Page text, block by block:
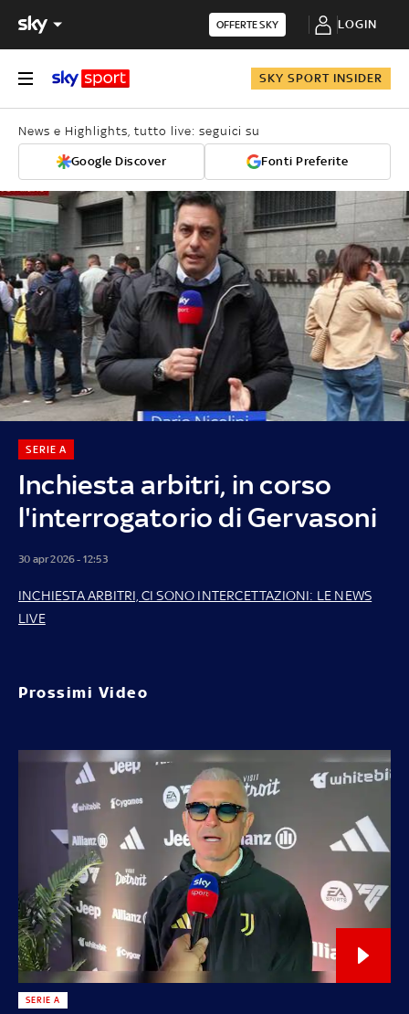
OFFERTE SKY LOGIN
SKY SPORT INSIDER
News e Highlights, tutto live: seguici su
Google Discover Fonti Preferite
Inchiesta arbitri, in corso
l'interrogatorio di Gervasoni
SERIE A
30 apr 2026 - 12:53
INCHIESTA ARBITRI, CI SONO INTERCETTAZIONI: LE NEWS
LIVE
Prossimi Video
SERIE A